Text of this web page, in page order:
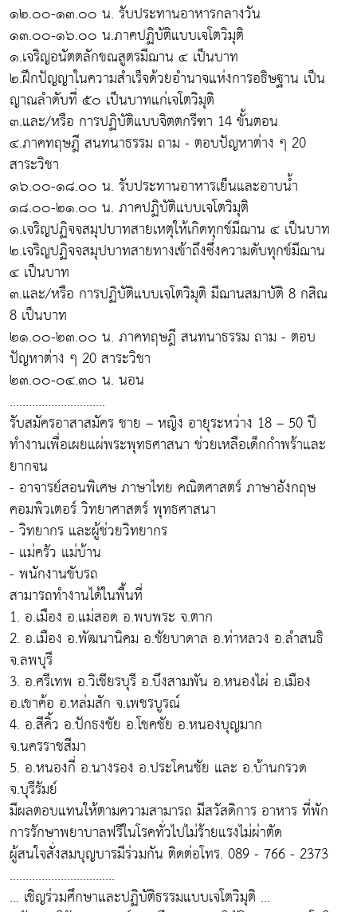
๑๒.๐๐-๑๓.๐๐ น. รับประทานอาหารกลางวัน
๑๓.๐๐-๑๖.๐๐ น.ภาคปฏิบัติแบบเจโตวิมุติ
๑.เจริญอนัตตลักขณสูตรมีฌาน ๔ เป็นบาท
๒.ฝึกปัญญาในความสำเร็จด้วยอำนาจแห่งการอธิษฐาน เป็น
ญาณลำดับที่ ๕๐ เป็นบาทแก่เจโตวิมุติ
๓.และ/หรือ การปฏิบัติแบบจิตตกรีฑา 14 ขั้นตอน
๔.ภาคทฤษฎี สนทนาธรรม ถาม - ตอบปัญหาต่าง ๆ 20
สาระวิชา
๑๖.๐๐-๑๘.๐๐ น. รับประทานอาหารเย็นและอาบน้ำ
๑๘.๐๐-๒๑.๐๐ น. ภาคปฏิบัติแบบเจโตวิมุติ
๑.เจริญปฏิจจสมุปบาทสายเหตุให้เกิดทุกข์มีฌาน ๔ เป็นบาท
๒.เจริญปฏิจจสมุปบาทสายทางเข้าถึงซึ่งความดับทุกข์มีฌาน
๔ เป็นบาท
๓.และ/หรือ การปฏิบัติแบบเจโตวิมุติ มีฌานสมาบัติ 8 กสิณ
8 เป็นบาท
๒๑.๐๐-๒๓.๐๐ น. ภาคทฤษฎี สนทนาธรรม ถาม - ตอบ
ปัญหาต่าง ๆ 20 สาระวิชา
๒๓.๐๐-๐๔.๓๐ น. นอน
..............................
รับสมัครอาสาสมัคร ชาย – หญิง อายุระหว่าง 18 – 50 ปี
ทำงานเพื่อเผยแผ่พระพุทธศาสนา ช่วยเหลือเด็กกำพร้าและ
ยากจน
- อาจารย์สอนพิเศษ ภาษาไทย คณิตศาสตร์ ภาษาอังกฤษ
คอมพิวเตอร์ วิทยาศาสตร์ พุทธศาสนา
- วิทยากร และผู้ช่วยวิทยากร
- แม่ครัว แม่บ้าน
- พนักงานขับรถ
สามารถทำงานได้ในพื้นที่
1. อ.เมือง อ.แม่สอด อ.พบพระ จ.ตาก
2. อ.เมือง อ.พัฒนานิคม อ.ชัยบาดาล อ.ท่าหลวง อ.ลำสนธิ
จ.ลพบุรี
3. อ.ศรีเทพ อ.วิเชียรบุรี อ.บึงสามพัน อ.หนองไผ่ อ.เมือง
อ.เขาค้อ อ.หล่มสัก จ.เพชรบูรณ์
4. อ.สีคิ้ว อ.ปักธงชัย อ.โชคชัย อ.หนองบุญมาก
จ.นครราชสีมา
5. อ.หนองกี่ อ.นางรอง อ.ประโคนชัย และ อ.บ้านกรวด
จ.บุรีรัมย์
มีผลตอบแทนให้ตามความสามารถ มีสวัสดิการ อาหาร ที่พัก
การรักษาพยาบาลฟรีในโรคทั่วไปไม่ร้ายแรงไม่ผ่าตัด
ผู้สนใจสั่งสมบุญบารมีร่วมกัน ติดต่อโทร. 089 - 766 - 2373
.................................
... เชิญร่วมศึกษาและปฏิบัติธรรมแบบเจโตวิมุติ ...